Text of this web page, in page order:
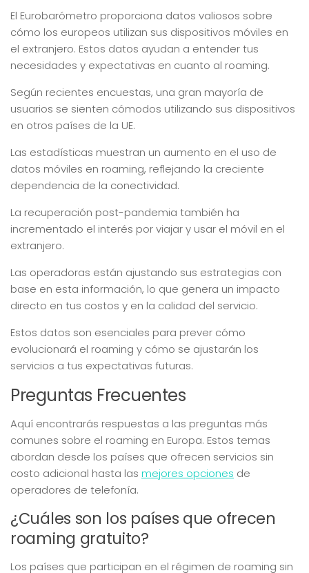
El Eurobarómetro proporciona datos valiosos sobre
cómo los europeos utilizan sus dispositivos móviles en
el extranjero. Estos datos ayudan a entender tus
necesidades y expectativas en cuanto al roaming.
Según recientes encuestas, una gran mayoría de
usuarios se sienten cómodos utilizando sus dispositivos
en otros países de la UE.
Las estadísticas muestran un aumento en el uso de
datos móviles en roaming, reflejando la creciente
dependencia de la conectividad.
La recuperación post-pandemia también ha
incrementado el interés por viajar y usar el móvil en el
extranjero.
Las operadoras están ajustando sus estrategias con
base en esta información, lo que genera un impacto
directo en tus costos y en la calidad del servicio.
Estos datos son esenciales para prever cómo
evolucionará el roaming y cómo se ajustarán los
servicios a tus expectativas futuras.
Preguntas Frecuentes
Aquí encontrarás respuestas a las preguntas más
comunes sobre el roaming en Europa. Estos temas
abordan desde los países que ofrecen servicios sin
costo adicional hasta las mejores opciones de
operadores de telefonía.
¿Cuáles son los países que ofrecen
roaming gratuito?
Los países que participan en el régimen de roaming sin